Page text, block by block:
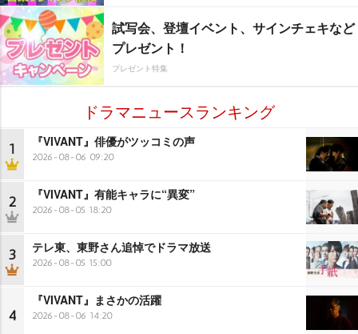
試写会、登壇イベント、サインチェキなど
プレゼント！
プレゼント特集
ドラマニュースランキング
1 『VIVANT』俳優がツッコミの声
2026-08-06 09:20
2 『VIVANT』有能キャラに“異変”
2026-08-05 18:20
3 テレ東、東野さん追悼でドラマ放送
2026-08-05 15:00
4
『VIVANT』まさかの活躍
2026-08-06 14:20